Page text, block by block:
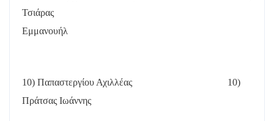
Τσιάρας
Εμμανουήλ
10) Παπαστεργίου Αχιλλέας
10)
Πράτσας Ιωάννης